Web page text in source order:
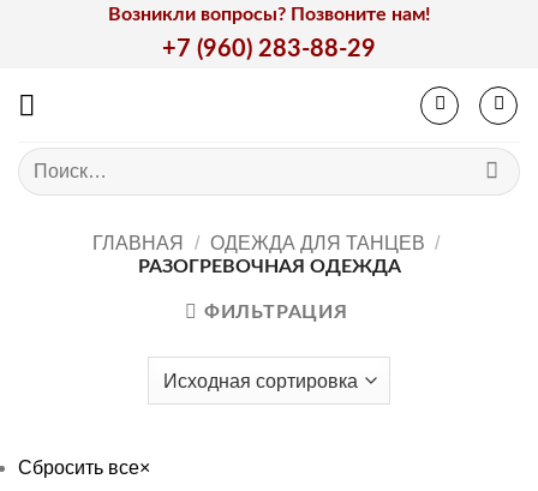
Возникли вопросы? Позвоните нам!
+7 (960) 283-88-29
Искать:
ГЛАВНАЯ / ОДЕЖДА ДЛЯ ТАНЦЕВ /
РАЗОГРЕВОЧНАЯ ОДЕЖДА
ФИЛЬТРАЦИЯ
Сбросить все×